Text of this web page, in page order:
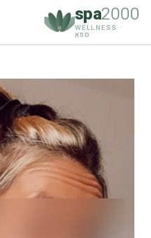
spa2000
WELLNESS ·
ספא